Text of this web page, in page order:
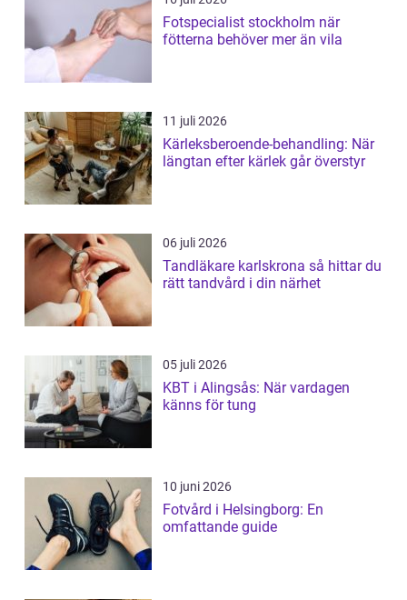
Fotspecialist stockholm när
fötterna behöver mer än vila
11 juli 2026
Kärleksberoende-behandling: När
längtan efter kärlek går överstyr
06 juli 2026
Tandläkare karlskrona så hittar du
rätt tandvård i din närhet
05 juli 2026
KBT i Alingsås: När vardagen
känns för tung
10 juni 2026
Fotvård i Helsingborg: En
omfattande guide